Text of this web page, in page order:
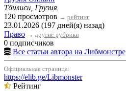
Тбилиси, Грузия
120 просмотров → рейтинг
23.01.2026 (197 дней(я) назад)
Право → другие рубрики
0 подписчиков
Все статьи автора на Либмонстре
Официальная страница:
https://elib.ge/Libmonster
Рейтинг